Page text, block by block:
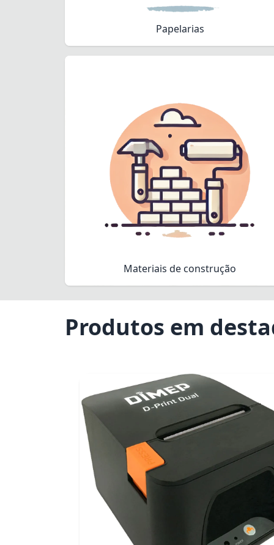
Papelarias
Materiais de construção
Produtos em